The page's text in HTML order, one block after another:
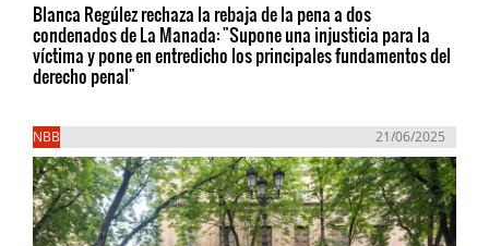
Blanca Regúlez rechaza la rebaja de la pena a dos
condenados de La Manada: "Supone una injusticia para la
víctima y pone en entredicho los principales fundamentos del
derecho penal"
NBB 21/06/2025